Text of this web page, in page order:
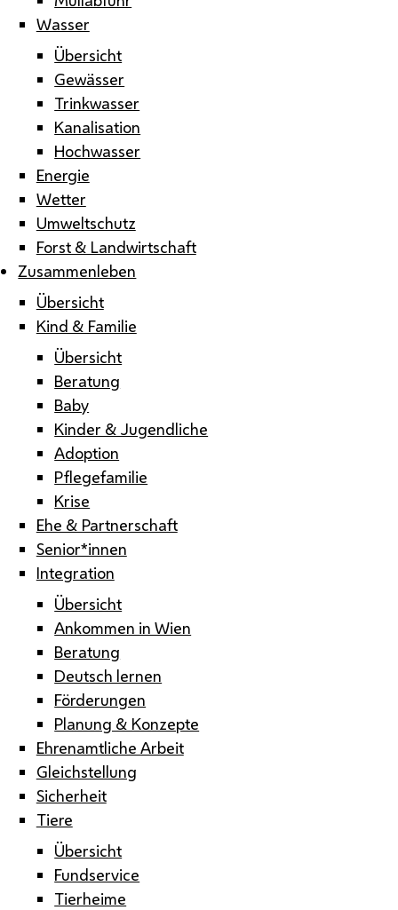
Wasser
Übersicht
Gewässer
Trinkwasser
Kanalisation
Hochwasser
Energie
Wetter
Umweltschutz
Forst & Landwirtschaft
Zusammenleben
Übersicht
Kind & Familie
Übersicht
Beratung
Baby
Kinder & Jugendliche
Adoption
Pflegefamilie
Krise
Ehe & Partnerschaft
Senior*innen
Integration
Übersicht
Ankommen in Wien
Beratung
Deutsch lernen
Förderungen
Planung & Konzepte
Ehrenamtliche Arbeit
Gleichstellung
Sicherheit
Tiere
Übersicht
Fundservice
Tierheime